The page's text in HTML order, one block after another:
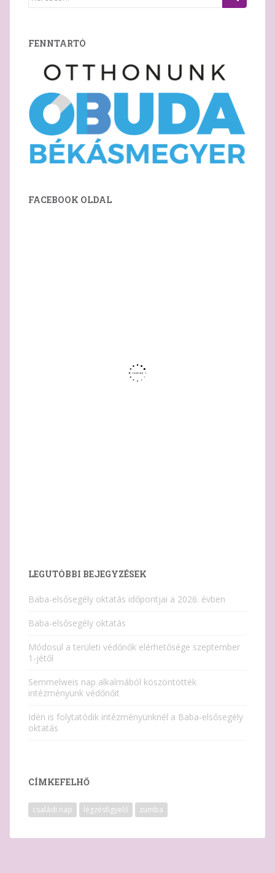
FENNTARTÓ
FACEBOOK OLDAL
LEGUTÓBBI BEJEGYZÉSEK
Baba-elsősegély oktatás időpontjai a 2026. évben
Baba-elsősegély oktatás
Módosul a területi védőnők elérhetősége szeptember
1-jétől
Semmelweis nap alkalmából köszöntötték
intézményünk védőnőit
Idén is folytatódik intézményünknél a Baba-elsősegély
oktatás
CÍMKEFELHŐ
családi nap légzésfigyelő zumba